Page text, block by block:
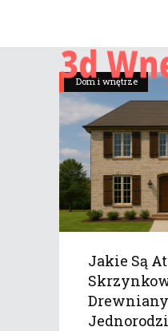
Dom i wnętrze
Jakie Są